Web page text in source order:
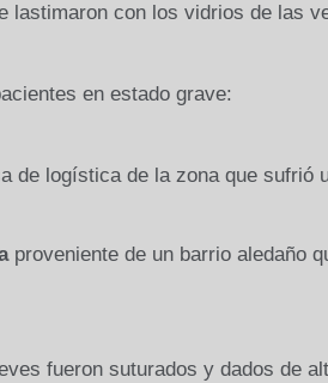
lastimaron con los vidrios de las
en estado grave:
de logística de la zona que sufrió
proveniente de un barrio aledaño
fueron suturados y dados de